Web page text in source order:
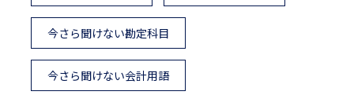
今さら聞けない勘定科目
今さら聞けない会計用語